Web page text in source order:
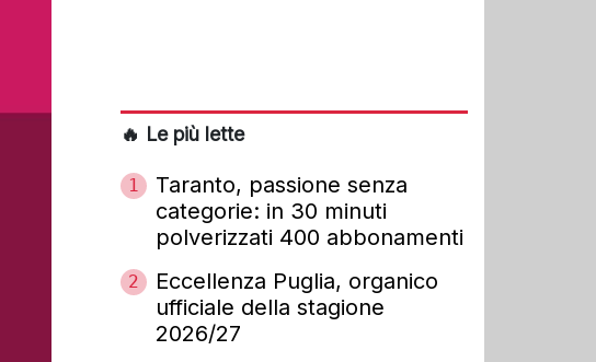
🔥 Le più lette
1
Taranto, passione senza
categorie: in 30 minuti
polverizzati 400 abbonamenti
2
Eccellenza Puglia, organico
ufficiale della stagione
2026/27